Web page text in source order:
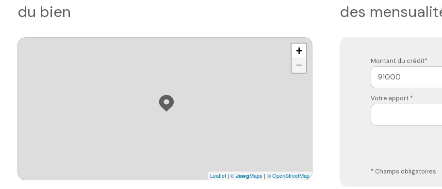
du bien
+
−
Leaflet | © JawgMaps | © OpenStreetMap
des
Montant du crédit*
Votre apport *
* Champs obligatoires